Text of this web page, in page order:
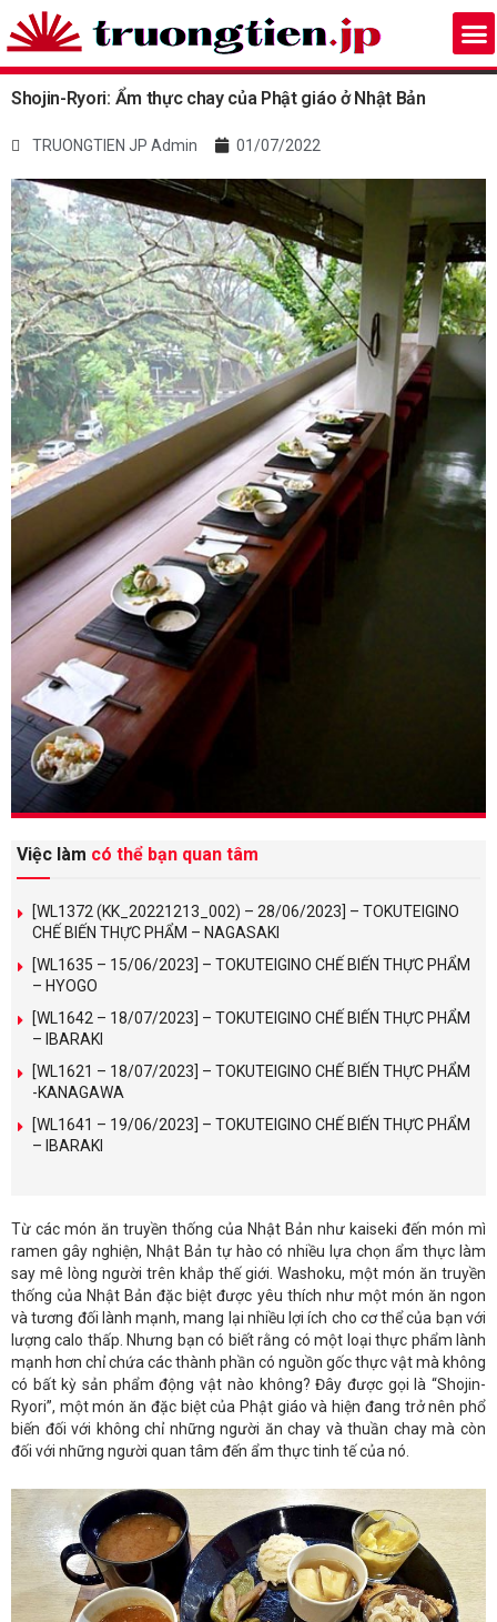
Shojin-Ryori: Ẩm thực chay của Phật giáo ở Nhật Bản
TRUONGTIEN JP Admin 01/07/2022
Việc làm có thể bạn quan tâm
[WL1372 (KK_20221213_002) – 28/06/2023] – TOKUTEIGINO
CHẾ BIẾN THỰC PHẨM – NAGASAKI
[WL1635 – 15/06/2023] – TOKUTEIGINO CHẾ BIẾN THỰC PHẨM
– HYOGO
[WL1642 – 18/07/2023] – TOKUTEIGINO CHẾ BIẾN THỰC PHẨM
– IBARAKI
[WL1621 – 18/07/2023] – TOKUTEIGINO CHẾ BIẾN THỰC PHẨM
-KANAGAWA
[WL1641 – 19/06/2023] – TOKUTEIGINO CHẾ BIẾN THỰC PHẨM
– IBARAKI
Từ các món ăn truyền thống của Nhật Bản như kaiseki đến món mì
ramen gây nghiện, Nhật Bản tự hào có nhiều lựa chọn ẩm thực làm
say mê lòng người trên khắp thế giới. Washoku, một món ăn truyền
thống của Nhật Bản đặc biệt được yêu thích như một món ăn ngon
và tương đối lành mạnh, mang lại nhiều lợi ích cho cơ thể của bạn với
lượng calo thấp. Nhưng bạn có biết rằng có một loại thực phẩm lành
mạnh hơn chỉ chứa các thành phần có nguồn gốc thực vật mà không
có bất kỳ sản phẩm động vật nào không? Đây được gọi là “Shojin-
Ryori”, một món ăn đặc biệt của Phật giáo và hiện đang trở nên phổ
biến đối với không chỉ những người ăn chay và thuần chay mà còn
đối với những người quan tâm đến ẩm thực tinh tế của nó.